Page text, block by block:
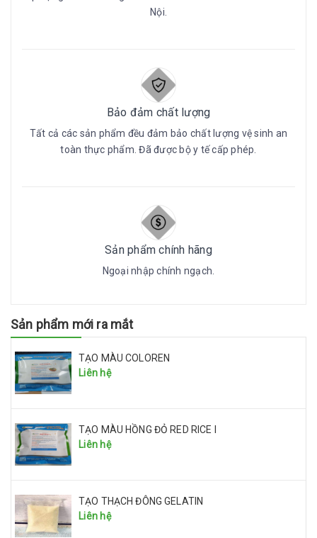
Nội.
Bảo đảm chất lượng
Tất cả các sản phẩm đều đảm bảo chất lượng vệ sinh an
toàn thực phẩm. Đã được bộ y tế cấp phép.
Sản phẩm chính hãng
Ngoại nhập chính ngạch.
Sản phẩm mới ra mắt
TẠO MÀU COLOREN
Liên hệ
TẠO MÀU HỒNG ĐỎ RED RICE I
Liên hệ
TẠO THẠCH ĐÔNG GELATIN
Liên hệ